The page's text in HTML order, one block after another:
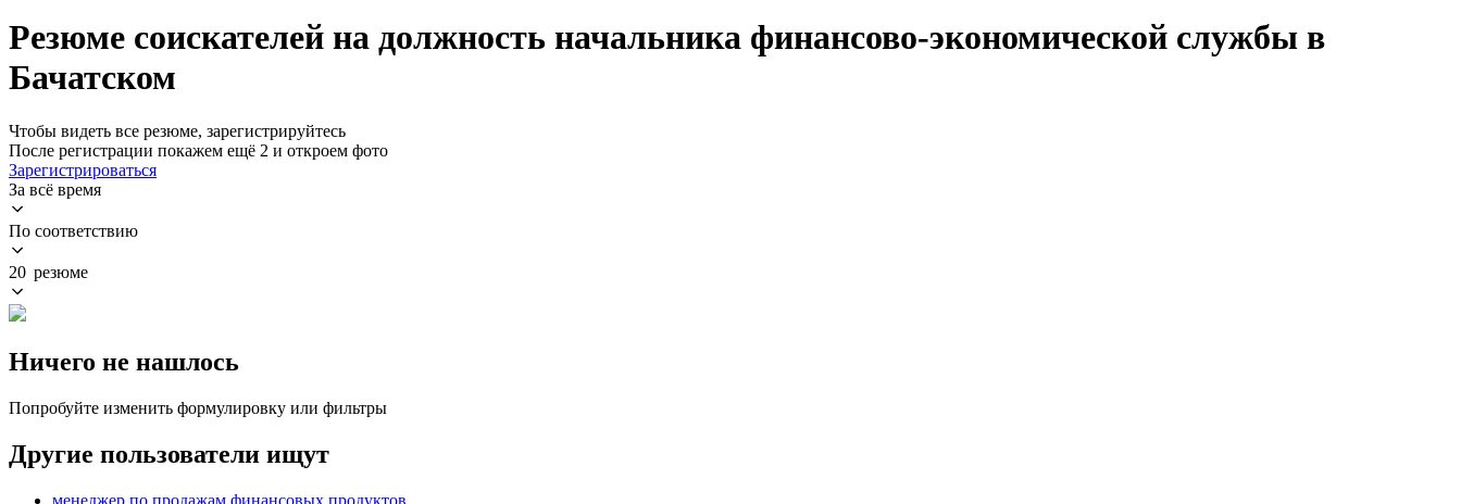
Резюме соискателей на должность начальника финансово-экономической службы в
Бачатском
Чтобы видеть все резюме, зарегистрируйтесь
После регистрации покажем ещё 2 и откроем фото
Зарегистрироваться
За всё время
По соответствию
20 резюме
Ничего не нашлось
Попробуйте изменить формулировку или фильтры
Другие пользователи ищут
менеджер по продажам финансовых продуктов